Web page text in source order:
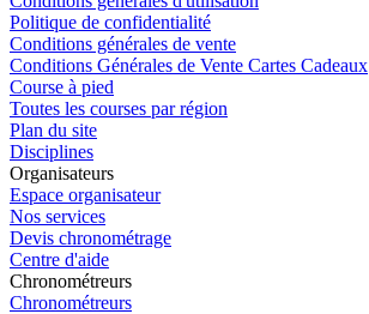
Politique de confidentialité
Conditions générales de vente
Conditions Générales de Vente Cartes Cadeaux
Course à pied
Toutes les courses par région
Plan du site
Disciplines
Organisateurs
Espace organisateur
Nos services
Devis chronométrage
Centre d'aide
Chronométreurs
Chronométreurs